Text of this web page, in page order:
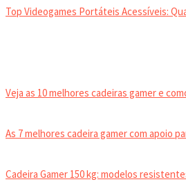
Top Videogames Portáteis Acessíveis:
Veja as 10 melhores cadeiras gamer e
As 7 melhores cadeira gamer com apoio
Cadeira Gamer 150 kg: modelos